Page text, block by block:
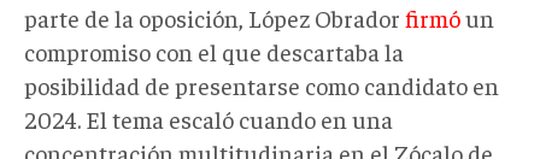
parte de la oposición, López Obrador firmóun
compromiso con el que descartaba la
posibilidad de presentarse como candidato en
2024. El tema escaló cuando en una
concentración multitudinaria en el Zócalo de